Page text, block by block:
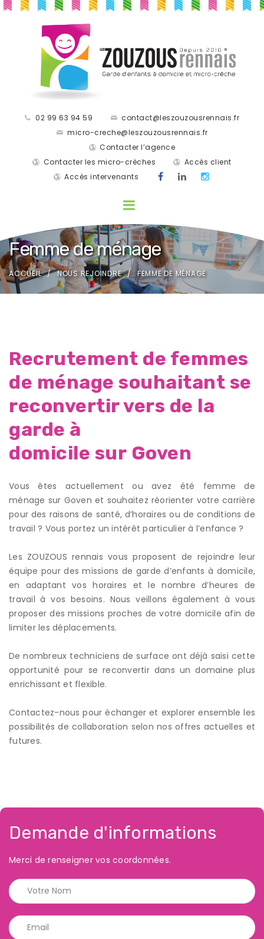
02 99 63 94 59
contact@leszouzousrennais.fr
micro-creche@leszouzousrennais.fr
Contacter l’agence
Contacter les micro-crèches
Accès client
Accès intervenants
Femme de ménage
ACCUEIL NOUS REJOINDRE FEMME DE MÉNAGE
Recrutement de femmes
de ménage souhaitant se
reconvertir vers de la
garde à
domicile sur Goven
Vous êtes actuellement ou avez été femme de
ménage sur Goven et souhaitez réorienter votre carrière
pour des raisons de santé, d’horaires ou de conditions de
travail ? Vous portez un intérêt particulier à l’enfance ?
Les ZOUZOUS rennais vous proposent de rejoindre leur
équipe pour des missions de garde d’enfants à domicile,
en adaptant vos horaires et le nombre d’heures de
travail à vos besoins. Nous veillons également à vous
proposer des missions proches de votre domicile afin de
limiter les déplacements.
De nombreux techniciens de surface ont déjà saisi cette
opportunité pour se reconvertir dans un domaine plus
enrichissant et flexible.
Contactez-nous pour échanger et explorer ensemble les
possibilités de collaboration selon nos offres actuelles et
futures.
Demande d'informations
Merci de renseigner vos coordonnées.